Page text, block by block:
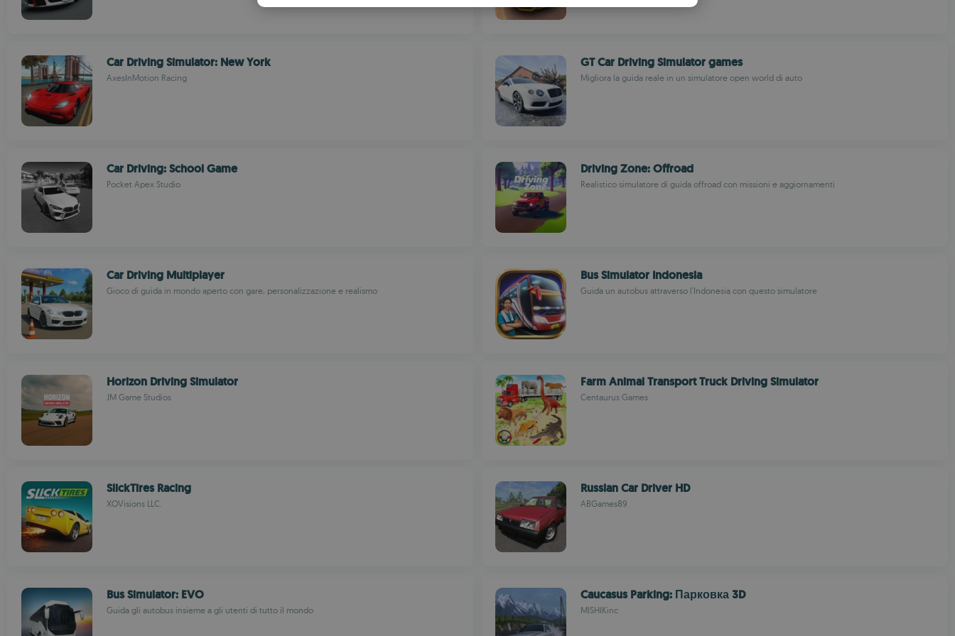
Car Driving Simulator: New York
AxesInMotion Racing
GT Car Driving Simulator games
Migliora la guida reale in un simulatore open world di auto
Car Driving: School Game
Pocket Apex Studio
Driving Zone: Offroad
Realistico simulatore di guida offroad con missioni e aggiornamenti
Car Driving Multiplayer
Gioco di guida in mondo aperto con gare, personalizzazione e realismo
Bus Simulator Indonesia
Guida un autobus attraverso l'Indonesia con questo simulatore
Horizon Driving Simulator
JM Game Studios
Farm Animal Transport Truck Driving Simulator
Centaurus Games
SlickTires Racing
XOVisions LLC.
Russian Car Driver HD
ABGames89
Bus Simulator: EVO
Guida gli autobus insieme a gli utenti di tutto il mondo
Caucasus Parking: Парковка 3D
MISHIKinc
SPANISH